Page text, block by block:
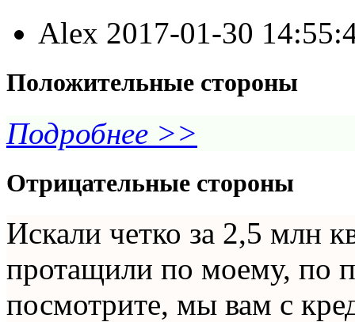
Alex 2017-01-30
Положительные стороны
Подробнее >>
Отрицательные стороны
Искали четко за 2,5 млн
протащили по моему, по
посмотрите, мы вам с